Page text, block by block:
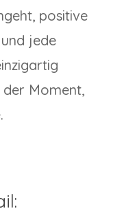
positive
jede
Moment,